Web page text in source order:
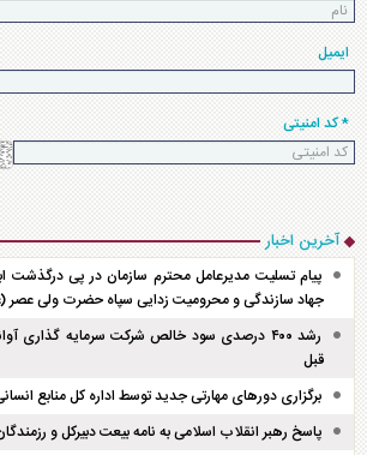
ایمیل
* کد امنیتی
آخرین اخبار
پیام تسلیت مدیرعامل محترم سازمان در پی درگذشت
جهاد سازندگی و محرومیت زدایی سپاه حضرت ولی
رشد ۴۰۰ درصدی سود خالص شرکت سرمایه گذاری
قبل
برگزاری دور‌های مهارتی جدید توسط اداره کل منابع
پاسخ رهبر انقلاب اسلامی به نامه بیعت دبیرکل و